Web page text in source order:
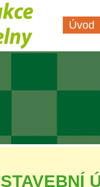
Úvod
STAVEBNÍ